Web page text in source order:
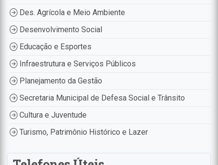
Des. Agrícola e Meio Ambiente
Desenvolvimento Social
Educação e Esportes
Infraestrutura e Serviços Públicos
Planejamento da Gestão
Secretaria Municipal de Defesa Social e Trânsito
Cultura e Juventude
Turismo, Patrimônio Histórico e Lazer